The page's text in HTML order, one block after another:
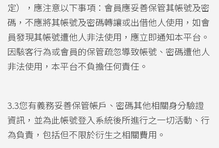
定），應注意以下事項：會員應妥善保管其帳號及密
碼，不應將其帳號及密碼轉讓或出借他人使用，如會
員發現其帳號遭他人非法使用，應立即通知本平台。
因駭客行為或會員的保管疏忽導致帳號、密碼遭他人
非法使用，本平台不負擔任何責任。
3.3您有義務妥善保管帳戶、密碼其他相關身分驗證
資訊，並為此帳號登入系統後所進行之一切活動、行
為負責，包括但不限於衍生之相關費用。